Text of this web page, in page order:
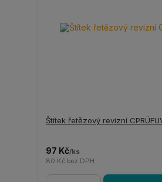
Štítek řetězový revizní
97 Kč/ks
80 Kč bez DPH